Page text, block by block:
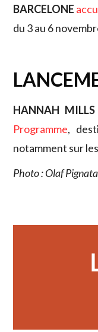
BARCELONE
du 3 au 6
HANNAH MILLS
Programme,
notamment sur
Photo : Olaf